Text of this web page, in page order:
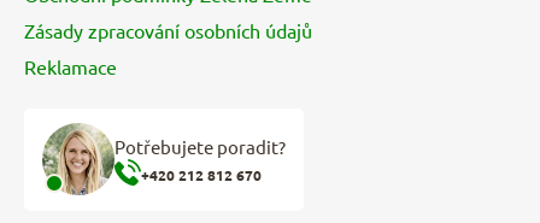
Zásady zpracování osobních údajů
Reklamace
Potřebujete poradit?
+420 212 812 670